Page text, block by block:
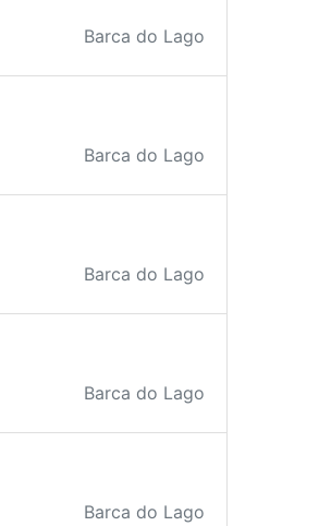
Barca do Lago
Barca do Lago
Barca do Lago
Barca do Lago
Barca do Lago